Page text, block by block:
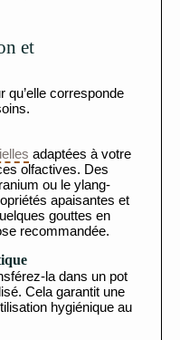
et
qu’elle corresponde
adaptées à votre
olfactives. Des
ou le ylang-
apaisantes et
gouttes en
recommandée.
la dans un pot
Cela garantit une
hygiénique au